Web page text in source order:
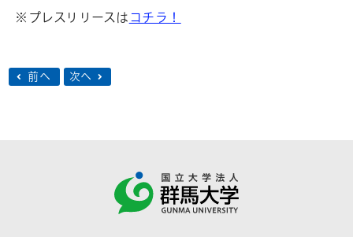
※プレスリリースは コチラ！
前へ 次へ